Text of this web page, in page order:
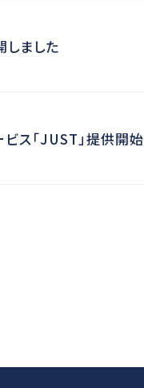
しました
ス「JUST」提供開始